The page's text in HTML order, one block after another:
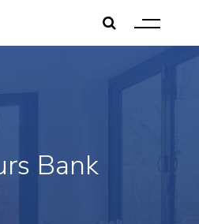
Bank